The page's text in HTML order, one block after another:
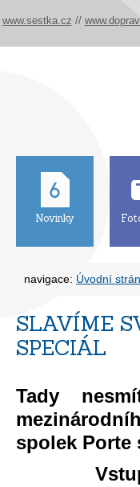
Novinky
navigace: Úvodní
SLAVÍME
SPECIÁL
Tady
spolek Porte
www.sestka.cz //